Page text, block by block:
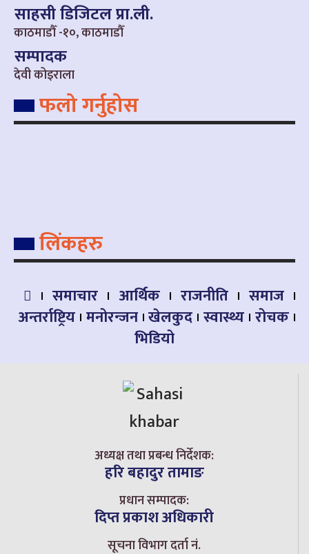
साहसी डिजिटल प्रा.ली.
काठमाडौँ -१०, काठमाडौँ
सम्पादक
देवी कोइराला
फलो गर्नुहोस
लिंकहरु
समाचार आर्थिक राजनीति
समाज
अन्तर्राष्ट्रिय मनोरन्जन खेलकुद स्वास्थ्य रोचक
भिडियो
अध्यक्ष तथा प्रबन्ध निर्देशक:
हरि बहादुर तामाङ
प्रधान सम्पादक:
दिप्त प्रकाश अधिकारी
सूचना विभाग दर्ता नं.